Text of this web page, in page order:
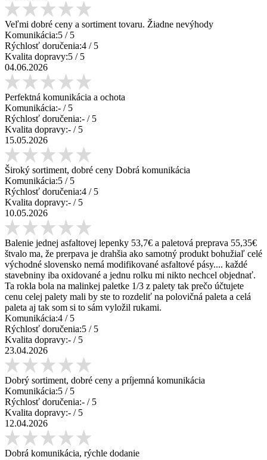
Veľmi dobré ceny a sortiment tovaru. Žiadne nevýhody
Komunikácia:5 / 5
Rýchlosť doručenia:4 / 5
Kvalita dopravy:5 / 5
04.06.2026
Perfektná komunikácia a ochota
Komunikácia:- / 5
Rýchlosť doručenia:- / 5
Kvalita dopravy:- / 5
15.05.2026
Široký sortiment, dobré ceny Dobrá komunikácia
Komunikácia:5 / 5
Rýchlosť doručenia:4 / 5
Kvalita dopravy:- / 5
10.05.2026
Balenie jednej asfaltovej lepenky 53,7€ a paletová preprava 55,35€
štvalo ma, že prerpava je drahšia ako samotný produkt bohužiaľ celé
východné slovensko nemá modifikované asfaltové pásy.... každé
stavebniny iba oxidované a jednu rolku mi nikto nechcel objednať.
Ta rokla bola na malinkej paletke 1/3 z palety tak prečo účtujete
cenu celej palety mali by ste to rozdeliť na polovičná paleta a celá
paleta aj tak som si to sám vyložil rukami.
Komunikácia:4 / 5
Rýchlosť doručenia:5 / 5
Kvalita dopravy:- / 5
23.04.2026
Dobrý sortiment, dobré ceny a príjemná komunikácia
Komunikácia:5 / 5
Rýchlosť doručenia:- / 5
Kvalita dopravy:- / 5
12.04.2026
Dobrá komunikácia, rýchle dodanie